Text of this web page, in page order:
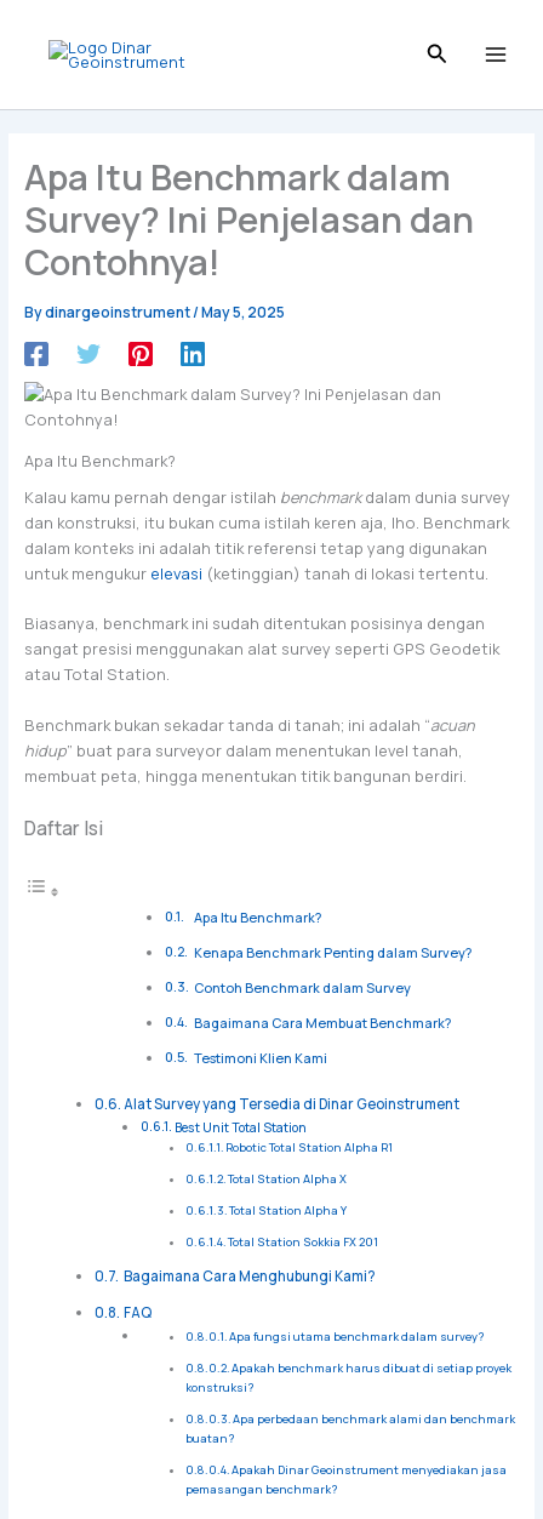
content
Apa Itu Benchmark dalam
Survey? Ini Penjelasan dan
Contohnya!
Bydinargeoinstrument/May 5, 2025
Apa Itu Benchmark?
Kalau kamu pernah dengar istilah benchmarkdalam dunia survey
dan konstruksi, itu bukan cuma istilah keren aja, lho. Benchmark
dalam konteks ini adalah titik referensi tetap yang digunakan
untuk mengukur elevasi (ketinggian) tanah di lokasi tertentu.
Biasanya, benchmark ini sudah ditentukan posisinya dengan
sangat presisi menggunakan alat survey seperti GPS Geodetik
atau Total Station.
Benchmark bukan sekadar tanda di tanah; ini adalah “acuan
hidup” buat para surveyor dalam menentukan level tanah,
membuat peta, hingga menentukan titik bangunan berdiri.
Daftar Isi
Apa Itu Benchmark?
Kenapa Benchmark Penting dalam Survey?
Contoh Benchmark dalam Survey
Bagaimana Cara Membuat Benchmark?
Testimoni Klien Kami
Alat Survey yang Tersedia di Dinar Geoinstrument
Best Unit Total Station
Robotic Total Station Alpha R1
Total Station Alpha X
Total Station Alpha Y
Total Station Sokkia FX 201
Bagaimana Cara Menghubungi Kami?
FAQ
Apa fungsi utama benchmark dalam survey?
Apakah benchmark harus dibuat di setiap proyek
konstruksi?
Apa perbedaan benchmark alami dan benchmark
buatan?
Apakah Dinar Geoinstrument menyediakan jasa
pemasangan benchmark?